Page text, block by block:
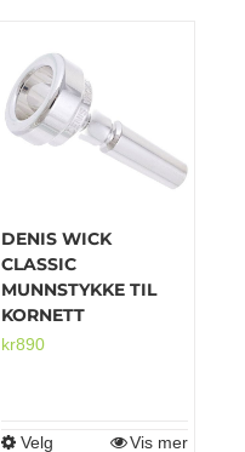
DENIS WICK
CLASSIC
MUNNSTYKKE TIL
KORNETT
kr890
Velg
DetteVis mer